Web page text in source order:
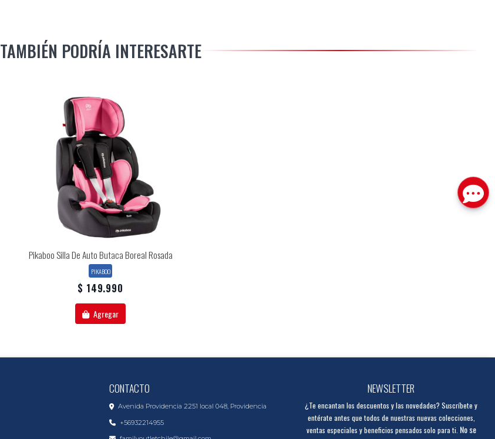
TAMBIÉN PODRÍA INTERESARTE
Pikaboo Silla De Auto Butaca Boreal Rosada
PIKABOO
$ 149.990
Agregar
CONTACTO
Avenida Providencia 2251 local 048, Providencia
+56932214955
NEWSLETTER
¿Te encantan los descuentos y las novedades? Suscríbete y
entérate antes que todos de nuestras nuevas colecciones,
ventas especiales y beneficios pensados solo para ti. No se